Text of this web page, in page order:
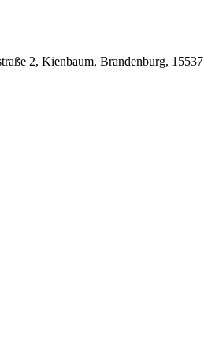
2, Kienbaum, Brandenburg, 15537